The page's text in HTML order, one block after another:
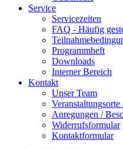
Service
Servicezeiten
FAQ - Häufig
Programmheft
Downloads
Interner Bereich
Kontakt
Unser Team
Anregungen /
Widerrufsformular
Kontaktformular